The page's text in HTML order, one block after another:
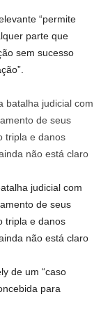
“permite
parte que
sem sucesso
judicial com
de seus
tripla e danos
não está claro
de um “caso
para